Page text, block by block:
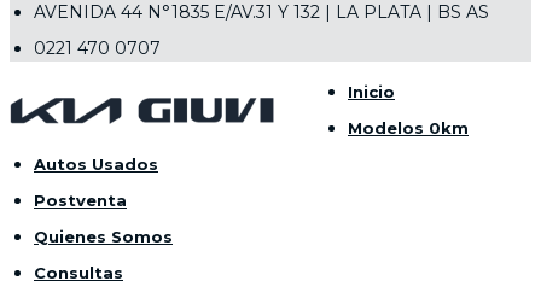
AVENIDA 44 N°1835 E/AV.31 Y 132 | LA PLATA | BS AS
0221 470 0707
Inicio
Modelos 0km
Autos Usados
Postventa
Quienes Somos
Consultas